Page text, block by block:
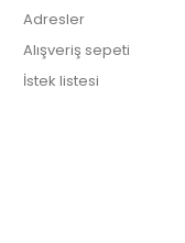
Adresler
Alışveriş sepeti
İstek listesi